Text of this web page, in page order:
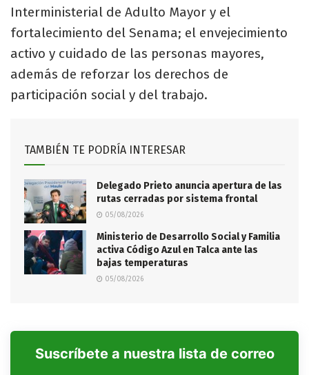
Interministerial de Adulto Mayor y el
fortalecimiento del Senama; el envejecimiento
activo y cuidado de las personas mayores,
además de reforzar los derechos de
participación social y del trabajo.
TAMBIÉN TE PODRÍA INTERESAR
Delegado Prieto anuncia apertura de las
rutas cerradas por sistema frontal
05/08/2026
Ministerio de Desarrollo Social y Familia
activa Código Azul en Talca ante las
bajas temperaturas
05/08/2026
Suscríbete a nuestra lista de correo